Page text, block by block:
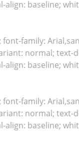
baseline;
font-family:
normal; text-
baseline;
font-family:
normal; text-
baseline;